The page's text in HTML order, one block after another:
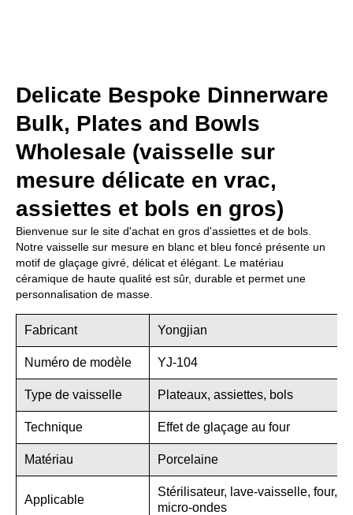
Delicate Bespoke Dinnerware
Bulk, Plates and Bowls
Wholesale (vaisselle sur
mesure délicate en vrac,
assiettes et bols en gros)
Bienvenue sur le site d'achat en gros d'assiettes et de bols.
Notre vaisselle sur mesure en blanc et bleu foncé présente un
motif de glaçage givré, délicat et élégant. Le matériau
céramique de haute qualité est sûr, durable et permet une
personnalisation de masse.
Fabricant Yongjian
Numéro de modèle YJ-104
Type de vaisselle Plateaux, assiettes, bols
Technique Effet de glaçage au four
Matériau Porcelaine
Applicable
Stérilisateur, lave-vaisselle, four,
micro-ondes